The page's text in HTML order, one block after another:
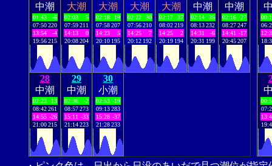
中潮
01:43
-6
07:50220
13:54
-4
19:56215
大潮
02:03
5
07:59211
14:13
0
20:08204
大潮
02:18
19
07:58207
14:23
5
20:10 195
大潮
02:22
30
07:56210
14:25
7
20:12 192
大潮
02:17
37
08:02219
14:25
2
20:19 194
中潮
02:14
35
08:13232
14:31
-6
20:31 199
中潮
02:16
27
08:27247
14:41 -17
20:45207
28
中潮
02:23
13
08:42261
14:55 -26
21:00215
29
中潮
02:36
-2
08:57273
15:11 -33
21:14223
30
小潮
02:53 -19
09:13283
15:28 -37
21:28233